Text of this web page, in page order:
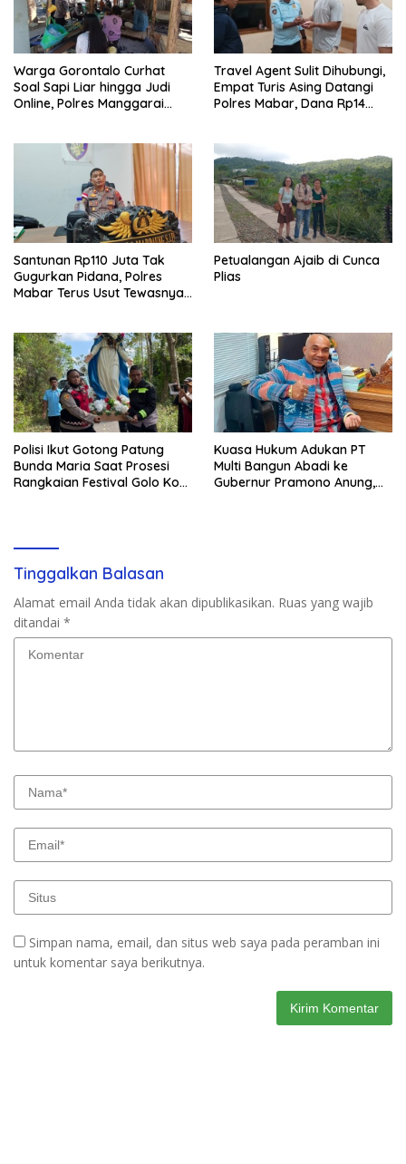
Warga Gorontalo Curhat
Soal Sapi Liar hingga Judi
Online, Polres Manggarai
Travel Agent Sulit Dihubungi,
Empat Turis Asing Datangi
Polres Mabar, Dana Rp14
Santunan Rp110 Juta Tak
Gugurkan Pidana, Polres
Mabar Terus Usut Tewasnya
Petualangan Ajaib di Cunca
Plias
Polisi Ikut Gotong Patung
Bunda Maria Saat Prosesi
Rangkaian Festival Golo Koe
Kuasa Hukum Adukan PT
Multi Bangun Abadi ke
Gubernur Pramono Anung,
Tinggalkan Balasan
Alamat email Anda tidak akan dipublikasikan. Ruas yang wajib
ditandai *
Simpan nama, email, dan situs web saya pada peramban ini
untuk komentar saya berikutnya.